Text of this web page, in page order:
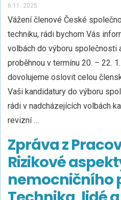
6.11. 2025
Vážení členové České
techniku, rádi bychom Vás
volbách do výboru společnosti
proběhnou v termínu 20. – 22.
dovolujeme oslovit celou
Vaši kandidatury do výboru
rádi v nadcházejících volbách
revizní …
Zpráva z
Rizikové
nemocničního